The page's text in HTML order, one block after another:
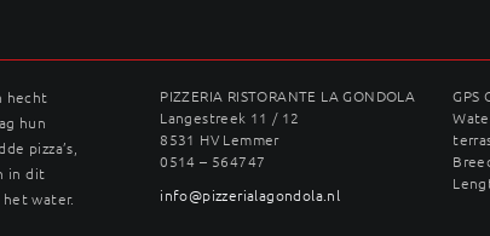
hecht
hun
pizza’s,
in dit
water.
PIZZERIA RISTORANTE LA GONDOLA
Langestreek 11 / 12
8531 HV Lemmer
0514 – 564747
info@pizzerialagondola.nl
GPS